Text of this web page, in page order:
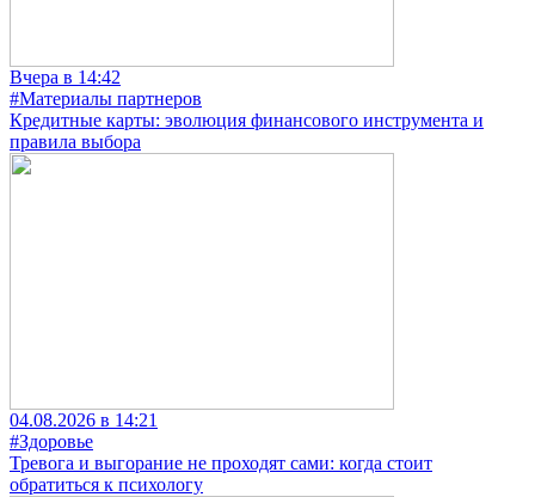
Вчера в 14:42
#Материалы партнеров
Кредитные карты: эволюция финансового инструмента и
правила выбора
04.08.2026 в 14:21
#Здоровье
Тревога и выгорание не проходят сами: когда стоит
обратиться к психологу